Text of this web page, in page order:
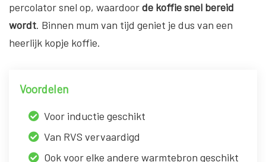
percolator snel op, waardoorde koffie snel bereid
wordt. Binnen mum van tijd geniet je dus van een
heerlijk kopje koffie.
Voordelen
Voor inductie geschikt
Van RVS vervaardigd
Ook voor elke andere warmtebron geschikt